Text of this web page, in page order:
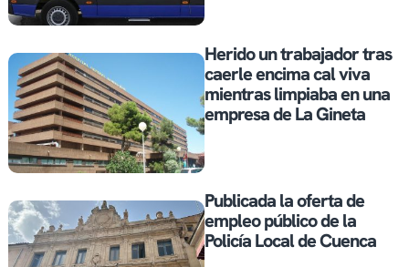
Herido un trabajador tras
caerle encima cal viva
mientras limpiaba en una
empresa de La Gineta
Publicada la oferta de
empleo público de la
Policía Local de Cuenca